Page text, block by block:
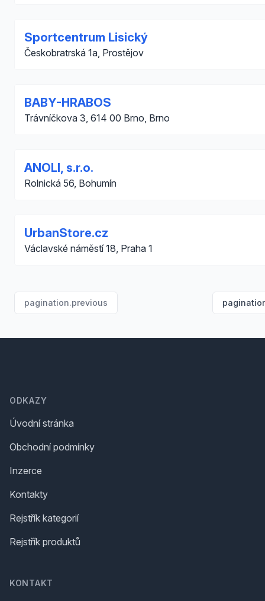
Sportcentrum Lisický
Českobratrská 1a, Prostějov
BABY-HRABOS
Trávníčkova 3, 614 00 Brno, Brno
ANOLI, s.r.o.
Rolnická 56, Bohumín
UrbanStore.cz
Václavské náměstí 18, Praha 1
pagination.previous
ODKAZY
Úvodní stránka
Obchodní podmínky
Inzerce
Kontakty
Rejstřík kategorií
Rejstřík produktů
KONTAKT